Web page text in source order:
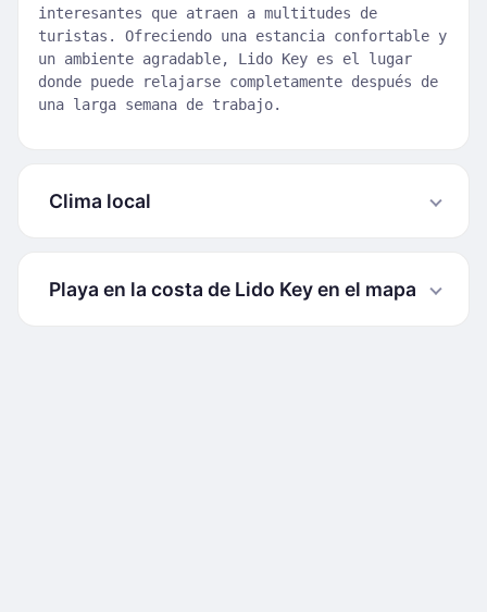
interesantes que atraen a multitudes de
turistas. Ofreciendo una estancia confortable y
un ambiente agradable, Lido Key es el lugar
donde puede relajarse completamente después de
una larga semana de trabajo.
Clima local
Playa en la costa de Lido Key en el mapa